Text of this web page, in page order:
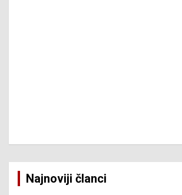
Najnoviji članci